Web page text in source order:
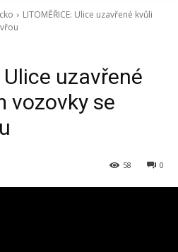
LITOMĚŘICE: Ulice uzavřené kvůli
Ulice uzavřené
vozovky se
0
58